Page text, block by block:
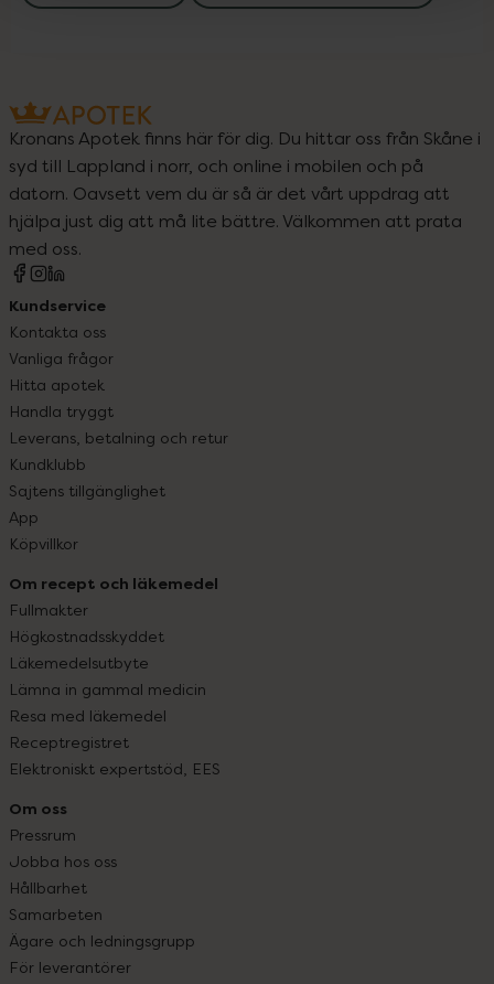
Kronans Apotek finns här för dig. Du hittar oss från Skåne i
syd till Lappland i norr, och online i mobilen och på
datorn. Oavsett vem du är så är det vårt uppdrag att
hjälpa just dig att må lite bättre. Välkommen att prata
med oss.
Kundservice
Kontakta oss
Vanliga frågor
Hitta apotek
Handla tryggt
Leverans, betalning och retur
Kundklubb
Sajtens tillgänglighet
App
Köpvillkor
Om recept och läkemedel
Fullmakter
Högkostnadsskyddet
Läkemedelsutbyte
Lämna in gammal medicin
Resa med läkemedel
Receptregistret
Elektroniskt expertstöd, EES
Om oss
Pressrum
Jobba hos oss
Hållbarhet
Samarbeten
Ägare och ledningsgrupp
För leverantörer